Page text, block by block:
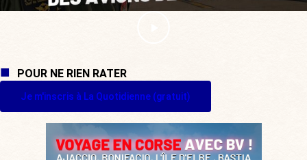
POUR NE RIEN RATER
Je m'inscris à La Quotidienne (gratuit)